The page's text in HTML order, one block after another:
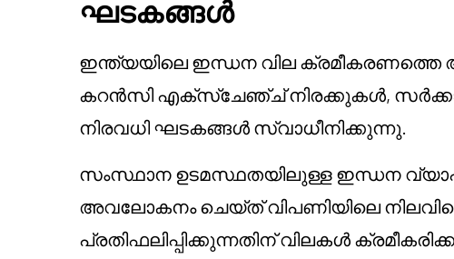
ഘടകങ്ങൾ
ഇന്ത്യയിലെ ഇന്ധന വില ക്രമീകരണത്തെ
കറൻസി എക്സ്ചേഞ്ച് നിരക്കുകൾ,
നിരവധി ഘടകങ്ങൾ സ്വാധീനിക്കുന്നു.
സംസ്ഥാന ഉടമസ്ഥതയിലുള്ള ഇന്ധന
അവലോകനം ചെയ്ത് വിപണിയിലെ
പ്രതിഫലിപ്പിക്കുന്നതിന് വിലകൾ